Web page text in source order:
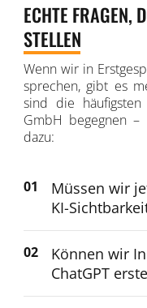
ECHTE FRAGEN,
STELLEN
Wenn wir in
sprechen, gibt es
sind die
GmbH begegnen
dazu:
Müssen wir
KI-
Können wir
ChatGPT